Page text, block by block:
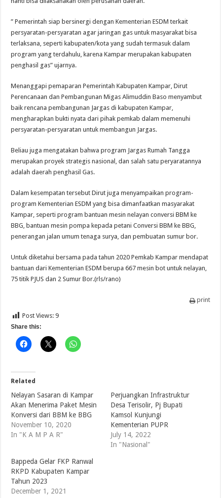
” Pemerintah siap bersinergi dengan Kementerian ESDM terkait
persyaratan-persyaratan agar jaringan gas untuk masyarakat bisa
terlaksana, seperti kabupaten/kota yang sudah termasuk dalam
program yang terdahulu, karena Kampar merupakan kabupaten
penghasil gas” ujarnya.
Menanggapi pemaparan Pemerintah Kabupaten Kampar, Dirut
Perencanaan dan Pembangunan Migas Alimuddin Baso menyambut
baik rencana pembangunan Jargas di kabupaten Kampar,
mengharapkan bukti nyata dari pihak pemkab dalam memenuhi
persyaratan-persyaratan untuk membangun Jargas.
Beliau juga mengatakan bahwa program Jargas Rumah Tangga
merupakan proyek strategis nasional, dan salah satu peryaratannya
adalah daerah penghasil Gas.
Dalam kesempatan tersebut Dirut juga menyampaikan program-
program Kementerian ESDM yang bisa dimanfaatkan masyarakat
Kampar, seperti program bantuan mesin nelayan conversi BBM ke
BBG, bantuan mesin pompa kepada petani Conversi BBM ke BBG,
penerangan jalan umum tenaga surya, dan pembuatan sumur bor.
Untuk diketahui bersama pada tahun 2020 Pemkab Kampar mendapat
bantuan dari Kementerian ESDM berupa 667 mesin bot untuk nelayan,
75 titik PJUS dan 2 Sumur Bor.(rls/rano)
print
Post Views: 9
Share this:
Related
Nelayan Sasaran di Kampar
Akan Menerima Paket Mesin
Konversi dari BBM ke BBG
November 10, 2020
In "K A M P A R"
Perjuangkan Infrastruktur
Desa Terisolir, Pj Bupati
Kamsol Kunjungi
Kementerian PUPR
July 14, 2022
In "Nasional"
Bappeda Gelar FKP Ranwal
RKPD Kabupaten Kampar
Tahun 2023
December 1, 2021